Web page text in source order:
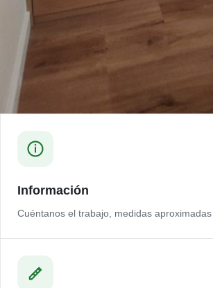
Información
Cuéntanos el trabajo, medidas aproximadas